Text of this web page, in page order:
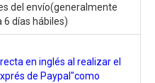
del envío(generalmente
6 días hábiles)
en inglés al realizar el
de Paypal"como